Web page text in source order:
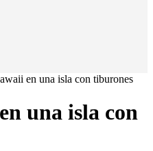
en una isla con tiburones
una isla con